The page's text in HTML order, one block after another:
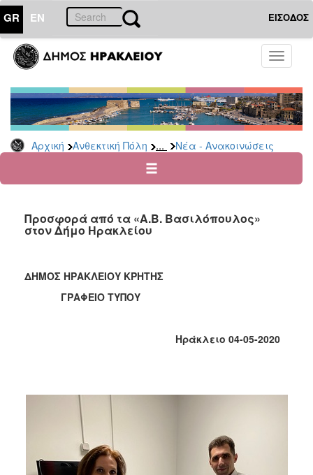
GR EN ΕΙΣΟΔΟΣ
Toggle
Αρχική Ανθεκτική Πόλη ... Νέα - Ανακοινώσεις
ΑΝΘΕΚΤΙΚΗ
ΠΟΛΗ
Κοινωνική
Πολιτική
Νέα
Ανακοινώσεις
για
Οικονομική
Φυσικές
Απασχόλησης
Παιδιών
(Κ.Δ.Α.Π.)
Κέντρα
Ημερήσιας
Προσφορά από τα «Α.Β. Βασιλόπουλος»
στον Δήμο Ηρακλείου
ΔΗΜΟΣ ΗΡΑΚΛΕΙΟΥ ΚΡΗΤΗΣ
ΓΡΑΦΕΙΟ ΤΥΠΟΥ
Ηράκλειο 04-05-2020